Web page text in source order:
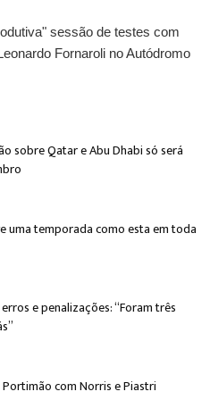
sessão de testes com
Fornaroli no Autódromo
sobre Qatar e Abu Dhabi só será
uma temporada como esta em toda
e penalizações: “Foram três
com Norris e Piastri